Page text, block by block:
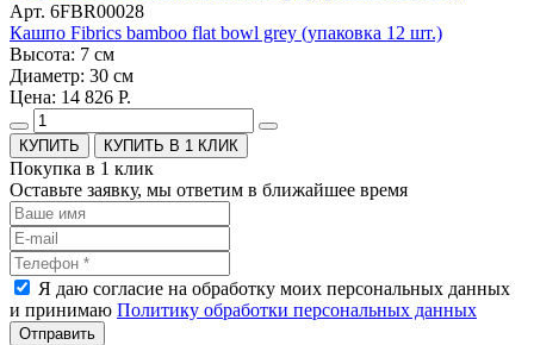
Арт. 6FBR00028
Кашпо Fibrics bamboo flat bowl grey (упаковка 12 шт.)
Высота: 7 см
Диаметр: 30 см
Цена: 14 826 Р.
КУПИТЬ В 1 КЛИК
Покупка в 1 клик
Оставьте заявку, мы ответим в ближайшее время
Я даю согласие на обработку моих персональных данных
и принимаю Политику обработки персональных данных
Отправить